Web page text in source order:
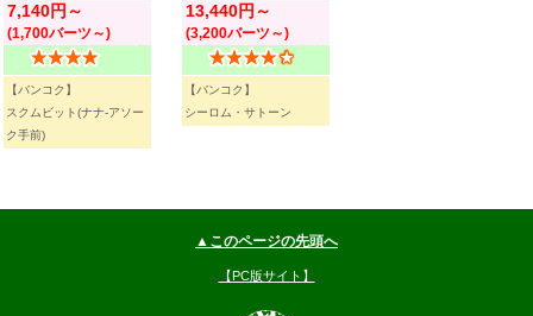
7,140円～
(1,700バーツ～)
【バンコク】
スクムビット(ナナ-アソー
ク手前)
13,440円～
(3,200バーツ～)
【バンコク】
シーロム・サトーン
▲このページの先頭へ
【PC版サイト】